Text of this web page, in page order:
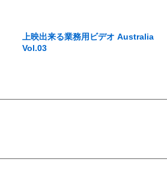
上映出来る業務用ビデオ Australia
Vol.03